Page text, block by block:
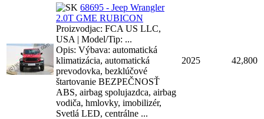
68695 - Jeep Wrangler
2.0T GME RUBICON
Proizvodjac: FCA US LLC,
USA | Model/Tip: ...
Opis: Výbava: automatická
klimatizácia, automatická
prevodovka, bezklúčové
štartovanie BEZPEČNOSŤ
ABS, airbag spolujazdca, airbag
vodiča, hmlovky, imobilizér,
Svetlá LED, centrálne ...
2025 42,800